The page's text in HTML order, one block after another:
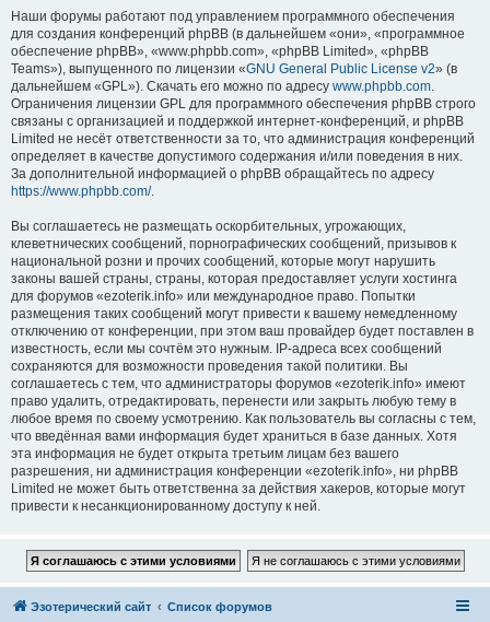
Наши форумы работают под управлением программного обеспечения
для создания конференций phpBB (в дальнейшем «они», «программное
обеспечение phpBB», «www.phpbb.com», «phpBB Limited», «phpBB
Teams»), выпущенного по лицензии «GNU General Public License v2» (в
дальнейшем «GPL»). Скачать его можно по адресу www.phpbb.com.
Ограничения лицензии GPL для программного обеспечения phpBB строго
связаны с организацией и поддержкой интернет-конференций, и phpBB
Limited не несёт ответственности за то, что администрация конференций
определяет в качестве допустимого содержания и/или поведения в них.
За дополнительной информацией о phpBB обращайтесь по адресу
https://www.phpbb.com/.
Вы соглашаетесь не размещать оскорбительных, угрожающих,
клеветнических сообщений, порнографических сообщений, призывов к
национальной розни и прочих сообщений, которые могут нарушить
законы вашей страны, страны, которая предоставляет услуги хостинга
для форумов «ezoterik.info» или международное право. Попытки
размещения таких сообщений могут привести к вашему немедленному
отключению от конференции, при этом ваш провайдер будет поставлен в
известность, если мы сочтём это нужным. IP-адреса всех сообщений
сохраняются для возможности проведения такой политики. Вы
соглашаетесь с тем, что администраторы форумов «ezoterik.info» имеют
право удалить, отредактировать, перенести или закрыть любую тему в
любое время по своему усмотрению. Как пользователь вы согласны с тем,
что введённая вами информация будет храниться в базе данных. Хотя
эта информация не будет открыта третьим лицам без вашего
разрешения, ни администрация конференции «ezoterik.info», ни phpBB
Limited не может быть ответственна за действия хакеров, которые могут
привести к несанкционированному доступу к ней.
Эзотерический сайт Список форумов